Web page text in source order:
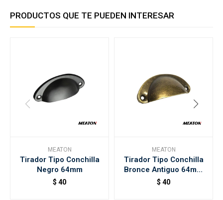
PRODUCTOS QUE TE PUEDEN INTERESAR
MEATON
Tirador Tipo Conchilla
Negro 64mm
$ 40
MEATON
Tirador Tipo Conchilla
Bronce Antiguo 64mm
Meaton
$ 40